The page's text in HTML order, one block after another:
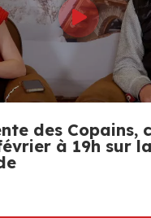
des Copains,
à 19h sur